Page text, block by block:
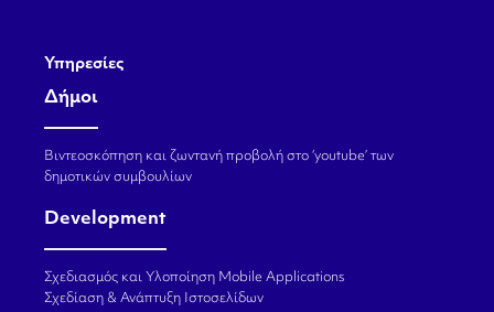
Υπηρεσίες
Δήμοι
Βιντεοσκόπηση και ζωντανή προβολή στο ‘youtube’ των
δημοτικών συμβουλίων
Development
Σχεδιασμός και Υλοποίηση Mobile Applications
Σχεδίαση & Ανάπτυξη Ιστοσελίδων